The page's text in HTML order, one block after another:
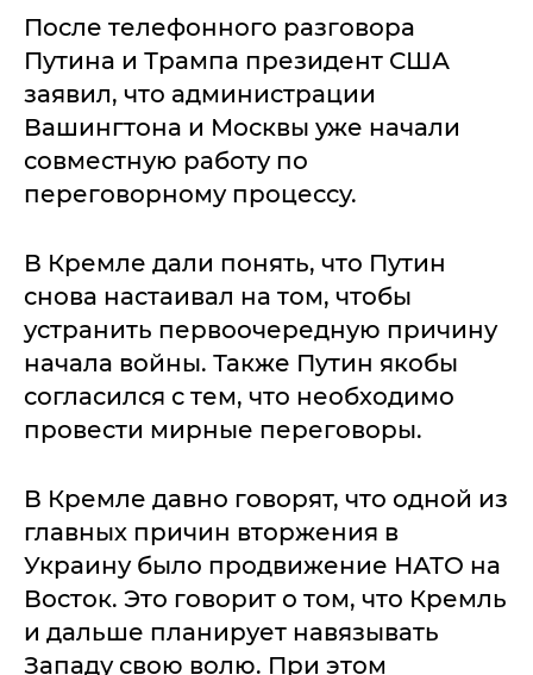
После телефонного разговора
Путина и Трампа президент США
заявил, что администрации
Вашингтона и Москвы уже начали
совместную работу по
переговорному процессу.
В Кремле дали понять, что Путин
снова настаивал на том, чтобы
устранить первоочередную причину
начала войны. Также Путин якобы
согласился с тем, что необходимо
провести мирные переговоры.
В Кремле давно говорят, что одной из
главных причин вторжения в
Украину было продвижение НАТО на
Восток. Это говорит о том, что Кремль
и дальше планирует навязывать
Западу свою волю. При этом